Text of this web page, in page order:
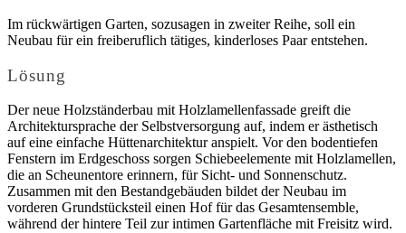
Im rückwärtigen Garten, sozusagen in zweiter Reihe, soll ein
Neubau für ein freiberuflich tätiges, kinderloses Paar entstehen.
Lösung
Der neue Holzständerbau mit Holzlamellenfassade greift die
Architektursprache der Selbstversorgung auf, indem er ästhetisch
auf eine einfache Hüttenarchitektur anspielt. Vor den bodentiefen
Fenstern im Erdgeschoss sorgen Schiebeelemente mit Holzlamellen,
die an Scheunentore erinnern, für Sicht- und Sonnenschutz.
Zusammen mit den Bestandgebäuden bildet der Neubau im
vorderen Grundstücksteil einen Hof für das Gesamtensemble,
während der hintere Teil zur intimen Gartenfläche mit Freisitz wird.